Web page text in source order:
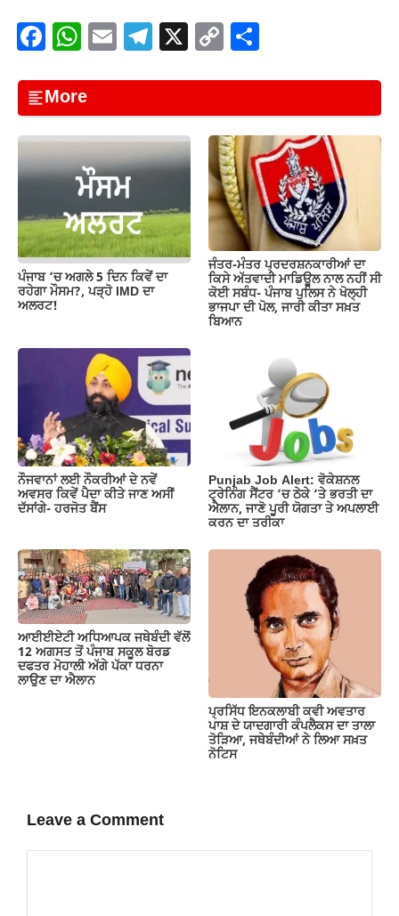
F
c
e
b
o
o
k
W
at
s
A
p
p
E
ail
T
e
gr
a
m
X C
p
y
Li
n
k
ar
e
More
ਪੰਜਾਬ ‘ਚ ਅਗਲੇ 5 ਦਿਨ ਕਿਵੇਂ ਦਾ
ਰਹੇਗਾ ਮੌਸਮ?, ਪੜ੍ਹੋ IMD ਦਾ
ਅਲਰਟ!
ਜੰਤਰ-ਮੰਤਰ ਪ੍ਰਦਰਸ਼ਨਕਾਰੀਆਂ ਦਾ
ਕਿਸੇ ਅੱਤਵਾਦੀ ਮਾਡਿਊਲ ਨਾਲ ਨਹੀਂ ਸੀ
ਕੋਈ ਸਬੰਧ- ਪੰਜਾਬ ਪੁਲਿਸ ਨੇ ਖੋਲ੍ਹੀ
ਭਾਜਪਾ ਦੀ ਪੋਲ, ਜਾਰੀ ਕੀਤਾ ਸਖ਼ਤ
ਬਿਆਨ
ਨੌਜਵਾਨਾਂ ਲਈ ਨੌਕਰੀਆਂ ਦੇ ਨਵੇਂ
ਅਵਸਰ ਕਿਵੇਂ ਪੈਦਾ ਕੀਤੇ ਜਾਣ ਅਸੀਂ
ਦੱਸਾਂਗੇ- ਹਰਜੋਤ ਬੈਂਸ
Punjab Job Alert: ਵੋਕੇਸ਼ਨਲ
ਟ੍ਰੇਨਿੰਗ ਸੈਂਟਰ ‘ਚ ਠੇਕੇ ‘ਤੇ ਭਰਤੀ ਦਾ
ਐਲਾਨ, ਜਾਣੋ ਪੂਰੀ ਯੋਗਤਾ ਤੇ ਅਪਲਾਈ
ਕਰਨ ਦਾ ਤਰੀਕਾ
ਆਈਈਏਟੀ ਅਧਿਆਪਕ ਜਥੇਬੰਦੀ ਵੱਲੋਂ
12 ਅਗਸਤ ਤੋਂ ਪੰਜਾਬ ਸਕੂਲ ਬੋਰਡ
ਦਫਤਰ ਮੋਹਾਲੀ ਅੱਗੇ ਪੱਕਾ ਧਰਨਾ
ਲਾਉਣ ਦਾ ਐਲਾਨ
ਪ੍ਰਸਿੱਧ ਇਨਕਲਾਬੀ ਕਵੀ ਅਵਤਾਰ
ਪਾਸ਼ ਦੇ ਯਾਦਗਾਰੀ ਕੰਪਲੈਕਸ ਦਾ ਤਾਲਾ
ਤੋੜਿਆ, ਜਥੇਬੰਦੀਆਂ ਨੇ ਲਿਆ ਸਖ਼ਤ
ਨੋਟਿਸ
Leave a Comment